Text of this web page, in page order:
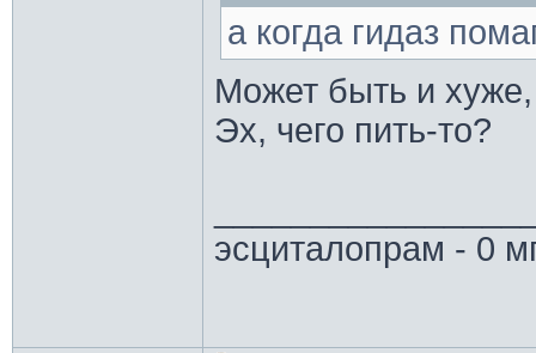
а когда гидаз
Может быть и
Эх, чего пить-то?
эсциталопрам - 0